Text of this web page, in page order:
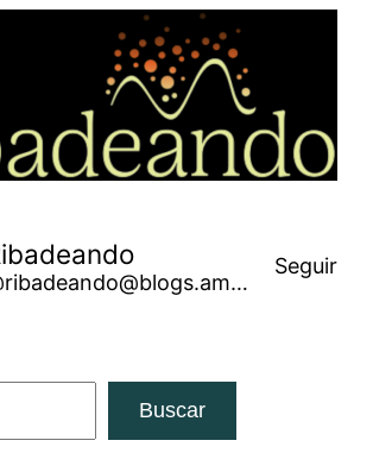
@ribadeando@blogs.amarinha.gal
Seguir
Buscar